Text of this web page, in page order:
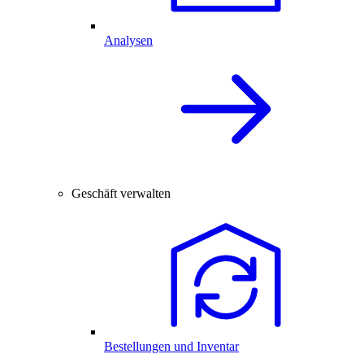
Analysen
Geschäft verwalten
Bestellungen und Inventar